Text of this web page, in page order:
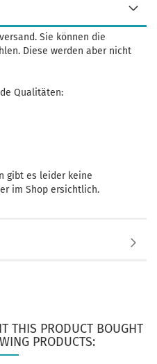
Sie können die
Diese werden aber nicht
Qualitäten:
gibt es leider keine
im Shop ersichtlich.
THIS PRODUCT BOUGHT
PRODUCTS: